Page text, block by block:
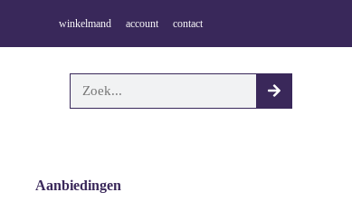
winkelmand account contact
Aanbiedingen